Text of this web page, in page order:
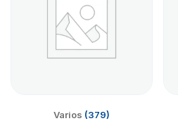
Varios (379)